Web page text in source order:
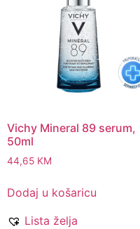
Vichy Mineral 89 serum,
50ml
44,65 KM
Dodaj u košaricu
Lista želja